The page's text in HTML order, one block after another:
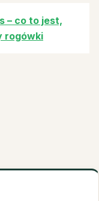
– co to jest,
rogówki